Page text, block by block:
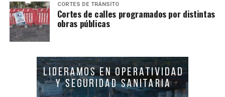
CORTES DE TRÁNSITO
Cortes de calles programados por distintas
obras públicas